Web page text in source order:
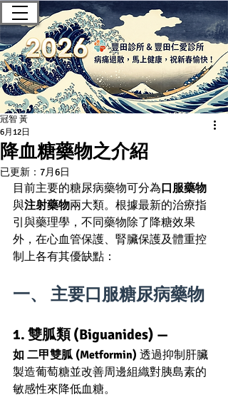
豐田診所 — 肝膽腸胃科｜無痛腸
胃鏡｜健康檢查
降血糖藥物之介紹
冠智 黃
6月12日
已更新： 7月6日
目前主要的糖尿病藥物可分為 口服藥物
與注射藥物兩大類。根據最新的治療指
引與藥理學，不同藥物除了降糖效果
外，在心血管保護、腎臟保護及體重控
制上各有其優缺點：
一、 主要口服糖尿病藥物
1. 雙胍類 (Biguanides) —
如 二甲雙胍 (Metformin) 透過抑制肝臟
製造葡萄糖並改善周邊組織對胰島素的
敏感性來降低血糖。